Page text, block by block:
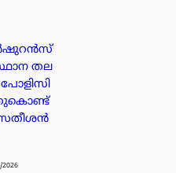
തല
പോളിസി
സതീശൻ
2026